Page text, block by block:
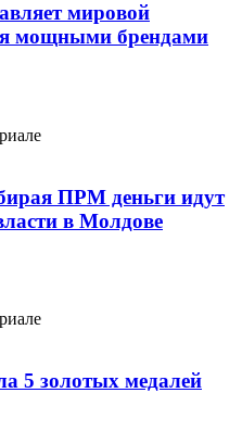
мировой
мощными брендами
ПРМ деньги идут
в Молдове
5 золотых медалей